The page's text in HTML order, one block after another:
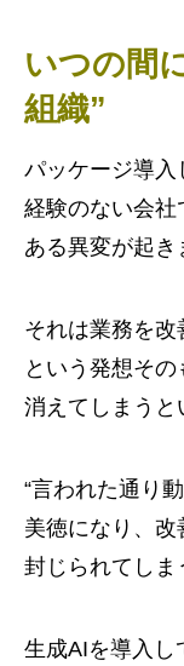
いつの間
組織”
パッケージ導入
経験のない会社
ある異変が起き
それは業務を改
という発想その
消えてしまうと
“言われた通り
美徳になり、改
封じられてしま
生成AIを導入し